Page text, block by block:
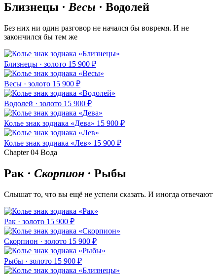
Близнецы ·Весы · Водолей
Без них ни один разговор не начался бы вовремя. И не
закончился бы тем же
Близнецы · золото 15 900 ₽
Весы · золото 15 900 ₽
Водолей · золото 15 900 ₽
Колье знак зодиака «Дева» 15 900 ₽
Колье знак зодиака «Лев» 15 900 ₽
Chapter 04 Вода
Рак · Скорпион · Рыбы
Слышат то, что вы ещё не успели сказать. И иногда отвечают
Рак · золото 15 900 ₽
Скорпион · золото 15 900 ₽
Рыбы · золото 15 900 ₽